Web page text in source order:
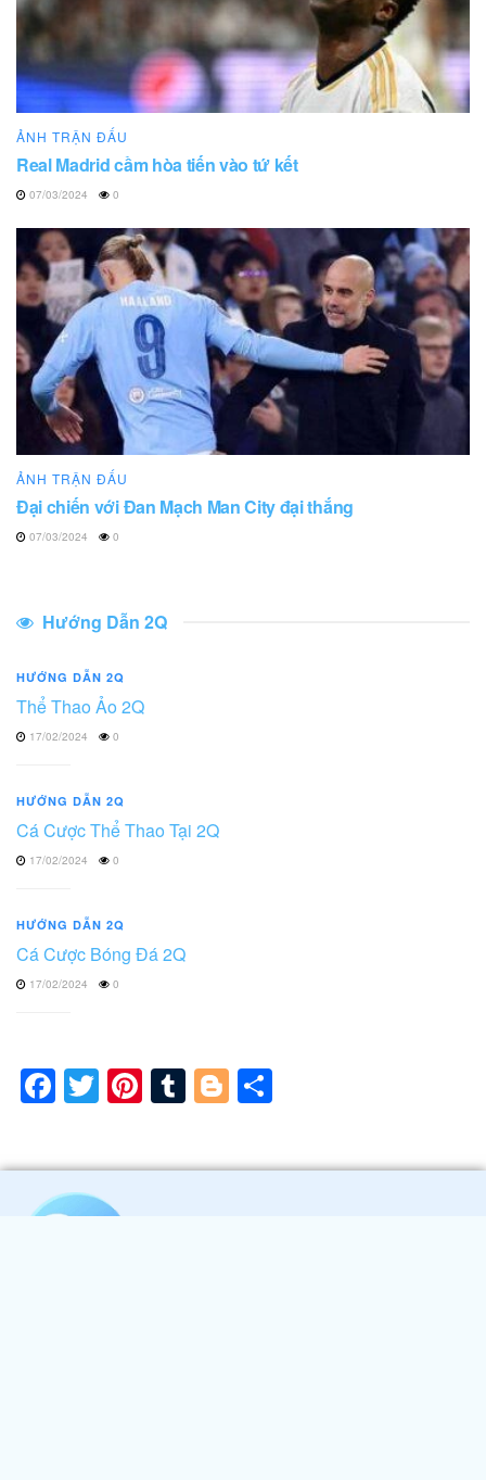
ẢNH TRẬN ĐẤU
Real Madrid cầm hòa tiến vào tứ kết
07/03/2024 0
ẢNH TRẬN ĐẤU
Đại chiến với Đan Mạch Man City đại thắng
07/03/2024 0
Hướng Dẫn 2Q
HƯỚNG DẪN 2Q
Thể Thao Ảo 2Q
17/02/2024 0
HƯỚNG DẪN 2Q
Cá Cược Thể Thao Tại 2Q
17/02/2024 0
HƯỚNG DẪN 2Q
Cá Cược Bóng Đá 2Q
17/02/2024 0
Facebook
TwitterPinterest
TumblrBlogger